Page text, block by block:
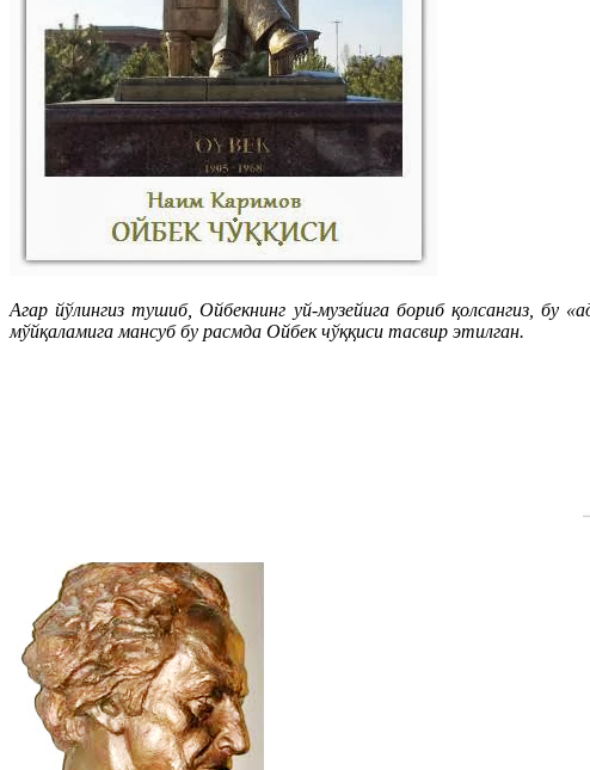
Агар йўлингиз тушиб, Ойбекнинг уй-музейига бориб қолсангиз,
мўйқаламига мансуб бу расмда Ойбек чўққиси тасвир этилган.